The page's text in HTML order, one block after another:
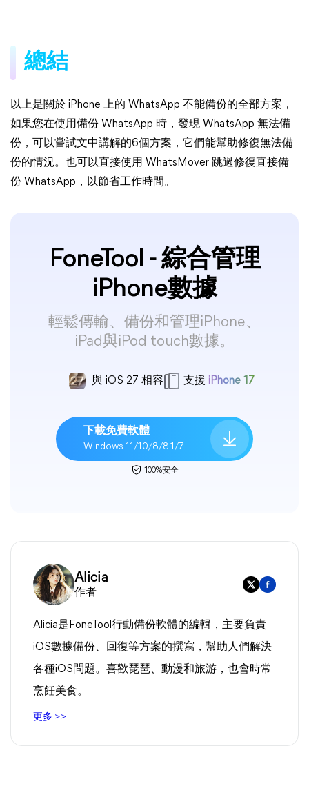
總結
以上是關於 iPhone 上的 WhatsApp 不能備份的全部方案，
如果您在使用備份 WhatsApp 時，發現 WhatsApp 無法備
份，可以嘗試文中講解的6個方案，它們能幫助修復無法備
份的情況。也可以直接使用 WhatsMover 跳過修復直接備
份 WhatsApp，以節省工作時間。
FoneTool - 綜合管理
iPhone數據
輕鬆傳輸、備份和管理iPhone、
iPad與iPod touch數據。
與 iOS 27 相容 支援 iPhone 17
下載免費軟體
Windows 11/10/8/8.1/7
100%安全
Alicia
作者
Alicia是FoneTool行動備份軟體的編輯，主要負責
iOS數據備份、回復等方案的撰寫，幫助人們解決
各種iOS問題。喜歡琵琶、動漫和旅游，也會時常
烹飪美食。
更多 >>